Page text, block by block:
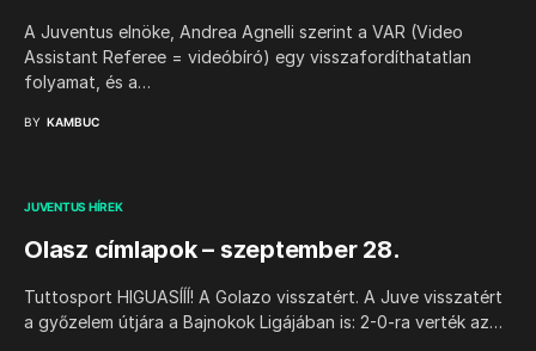
A Juventus elnöke, Andrea Agnelli szerint a VAR (Video
Assistant Referee = videóbíró) egy visszafordíthatatlan
folyamat, és a…
BY KAMBUC
JUVENTUS HÍREK
Olasz címlapok – szeptember 28.
Tuttosport HIGUASÍÍÍ! A Golazo visszatért. A Juve visszatért
a győzelem útjára a Bajnokok Ligájában is: 2-0-ra verték az…